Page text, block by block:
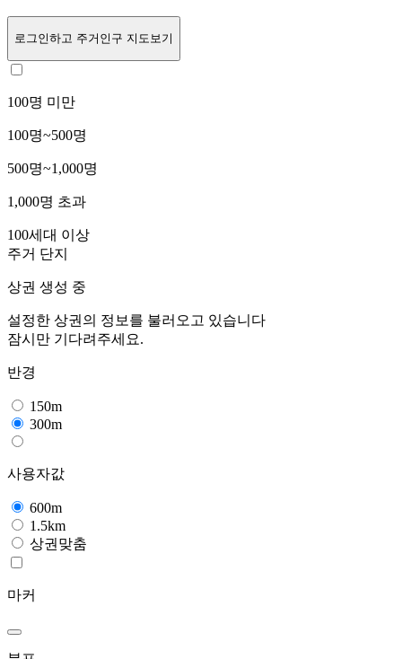
로그인하고 주거인구 지도보기
100명 미만
100명~500명
500명~1,000명
1,000명 초과
100세대 이상
주거 단지
상권 생성 중
설정한 상권의 정보를 불러오고 있습니다
잠시만 기다려주세요.
반경
150m
300m
사용자값
600m
1.5km
상권맞춤
마커